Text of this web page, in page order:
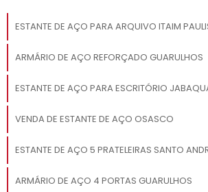
ESTANTE DE AÇO PARA ARQUIVO ITAIM
ARMÁRIO DE AÇO REFORÇADO GUARULHOS
ESTANTE DE AÇO PARA ESCRITÓRIO
VENDA DE ESTANTE DE AÇO OSASCO
ESTANTE DE AÇO 5 PRATELEIRAS SANTO
ARMÁRIO DE AÇO 4 PORTAS GUARULHOS